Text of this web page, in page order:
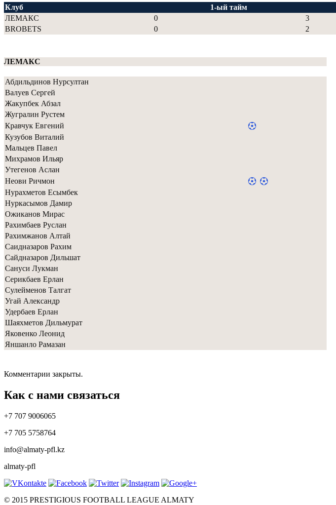
Клуб 1-ый тайм
ЛЕМАКС
0 3
BROBETS
0 2
ЛЕМАКС
Абдильдинов Нурсултан
Валуев Сергей
Жакупбек Абзал
Жугралин Рустем
Кравчук Евгений
Кузубов Виталий
Мальцев Павел
Михрамов Ильяр
Утегенов Аслан
Неови Ричмон
Нурахметов Есымбек
Нуркасымов Дамир
Ожиканов Мирас
Рахимбаев Руслан
Рахимжанов Алтай
Саидназаров Рахим
Сайдназаров Дильшат
Сануси Лукман
Серикбаев Ерлан
Сулейменов Талгат
Угай Александр
Удербаев Ерлан
Шаяхметов Дильмурат
Яковенко Леонид
Яншанло Рамазан
Комментарии закрыты.
Как с нами связаться
+7 707 9006065
+7 705 5758764
info@almaty-pfl.kz
almaty-pfl
© 2015 PRESTIGIOUS FOOTBALL LEAGUE ALMATY